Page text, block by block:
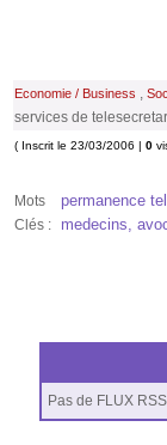
Economie / Business ,
services de
( Inscrit le 23/03/2006 | 0
Mots
Clés :
permanence
medecins,
Pas de FLUX